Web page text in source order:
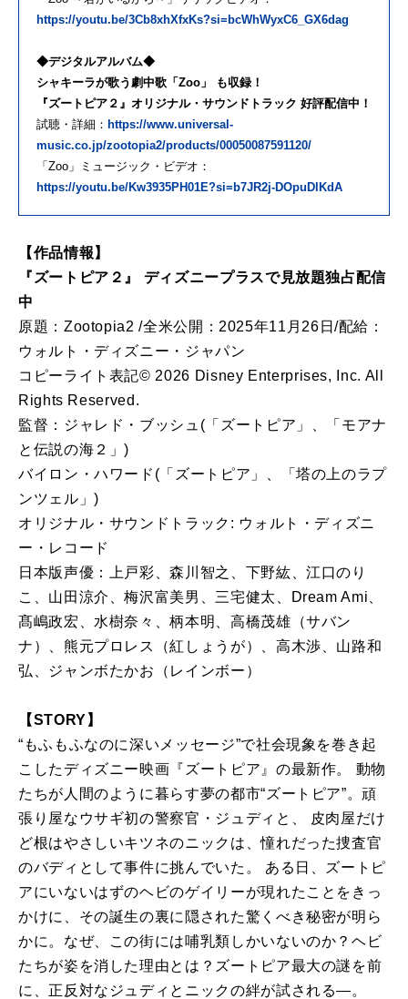
https://youtu.be/3Cb8xhXfxKs?si=bcWhWyxC6_GX6dag
◆デジタルアルバム◆
シャキーラが歌う劇中歌「Zoo」 も収録！
『ズートピア２』オリジナル・サウンドトラック 好評配信中！
試聴・詳細： https://www.universal-
music.co.jp/zootopia2/products/00050087591120/
「Zoo」ミュージック・ビデオ：
https://youtu.be/Kw3935PH01E?si=b7JR2j-DOpuDlKdA
【作品情報】
『ズートピア２』 ディズニープラスで見放題独占配信
中
原題：Zootopia2 /全米公開：2025年11月26日/配給：
ウォルト・ディズニー・ジャパン
コピーライト表記© 2026 Disney Enterprises, Inc. All
Rights Reserved.
監督：ジャレド・ブッシュ(「ズートピア」、「モアナ
と伝説の海２」)
バイロン・ハワード(「ズートピア」、「塔の上のラプ
ンツェル」)
オリジナル・サウンドトラック: ウォルト・ディズニ
ー・レコード
日本版声優：上戸彩、森川智之、下野紘、江口のり
こ、山田涼介、梅沢富美男、三宅健太、Dream Ami、
髙嶋政宏、水樹奈々、柄本明、高橋茂雄（サバン
ナ）、熊元プロレス（紅しょうが）、高木渉、山路和
弘、ジャンボたかお（レインボー）
【STORY】
“もふもふなのに深いメッセージ”で社会現象を巻き起
こしたディズニー映画『ズートピア』の最新作。 動物
たちが人間のように暮らす夢の都市“ズートピア”。頑
張り屋なウサギ初の警察官・ジュディと、 皮肉屋だけ
ど根はやさしいキツネのニックは、憧れだった捜査官
のバディとして事件に挑んでいた。 ある日、ズートピ
アにいないはずのヘビのゲイリーが現れたことをきっ
かけに、その誕生の裏に隠された驚くべき秘密が明ら
かに。なぜ、この街には哺乳類しかいないのか？ヘビ
たちが姿を消した理由とは？ズートピア最大の謎を前
に、正反対なジュディとニックの絆が試される―。